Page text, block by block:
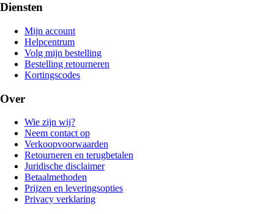
Diensten
Mijn account
Helpcentrum
Volg mijn bestelling
Bestelling retourneren
Kortingscodes
Over
Wie zijn wij?
Neem contact op
Verkoopvoorwaarden
Retourneren en terugbetalen
Juridische disclaimer
Betaalmethoden
Prijzen en leveringsopties
Privacy verklaring